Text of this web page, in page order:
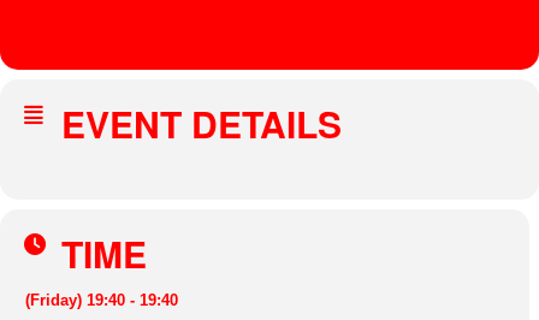
EVENT DETAILS
TIME
(Friday) 19:40 - 19:40